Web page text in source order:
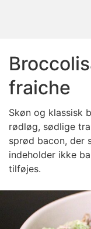
fraiche
Skøn og klassisk
rødløg, sødlige
sprød bacon, der
indeholder ikke
tilføjes.